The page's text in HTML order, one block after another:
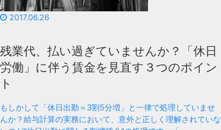
2017.06.26
残業代、払い過ぎていませんか？「休日
労働」に伴う賃金を見直す３つのポイン
ト
もしかして「休日出勤＝3割5分増」と一律で処理していませ
んか？給与計算の実務において、意外と正しく理解されていな